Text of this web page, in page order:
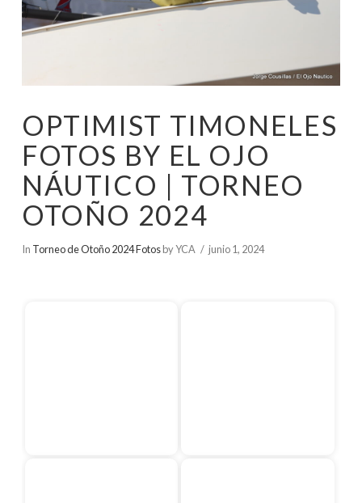
OPTIMIST TIMONELES
FOTOS BY EL OJO
NÁUTICO | TORNEO
OTOÑO 2024
In Torneo de Otoño 2024 Fotosby YCA junio 1, 2024